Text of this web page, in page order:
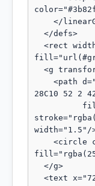
28C10 52 2
width="1.5"/